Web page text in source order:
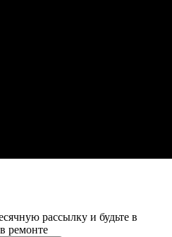
рассылку и будьте в
ремонте